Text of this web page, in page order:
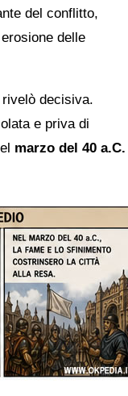
del conflitto,
delle
decisiva.
e priva di
marzo del 40 a.C.